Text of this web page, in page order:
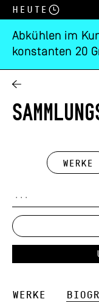
Heute
Abkühlen im
konstanten 20
WERKE
Werke